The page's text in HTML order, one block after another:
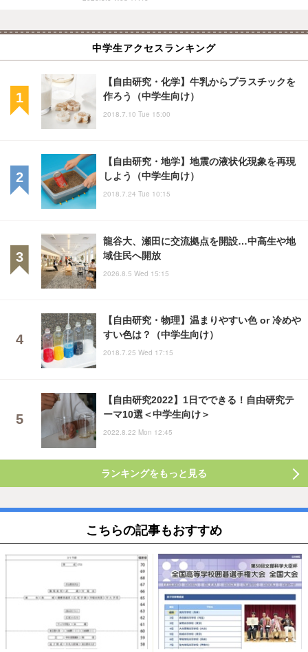
中学生アクセスランキング
【自由研究・化学】牛乳からプラスチックを
作ろう（中学生向け）
2018.7.10 Tue 15:00
【自由研究・地学】地震の液状化現象を再現
しよう（中学生向け）
2018.7.24 Tue 10:15
龍谷大、瀬田に交流拠点を開設…中高生や地
域住民へ開放
2026.8.5 Wed 15:15
【自由研究・物理】温まりやすい色 or 冷めや
すい色は？（中学生向け）
2018.7.25 Wed 17:15
【自由研究2022】1日でできる！自由研究テ
ーマ10選＜中学生向け＞
2022.8.22 Mon 12:45
ランキングをもっと見る
こちらの記事もおすすめ